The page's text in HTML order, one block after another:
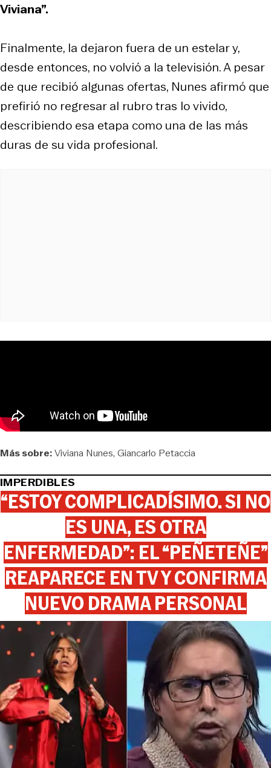
Viviana”.
Finalmente, la dejaron fuera de un estelar y,
desde entonces, no volvió a la televisión. A pesar
de que recibió algunas ofertas, Nunes afirmó que
prefirió no regresar al rubro tras lo vivido,
describiendo esa etapa como una de las más
duras de su vida profesional.
Más sobre:Viviana Nunes Giancarlo Petaccia
IMPERDIBLES
“ESTOY COMPLICADÍSIMO. SI NO
ES UNA, ES OTRA
ENFERMEDAD”: EL “PEÑETEÑE”
REAPARECE EN TV Y CONFIRMA
NUEVO DRAMA PERSONAL